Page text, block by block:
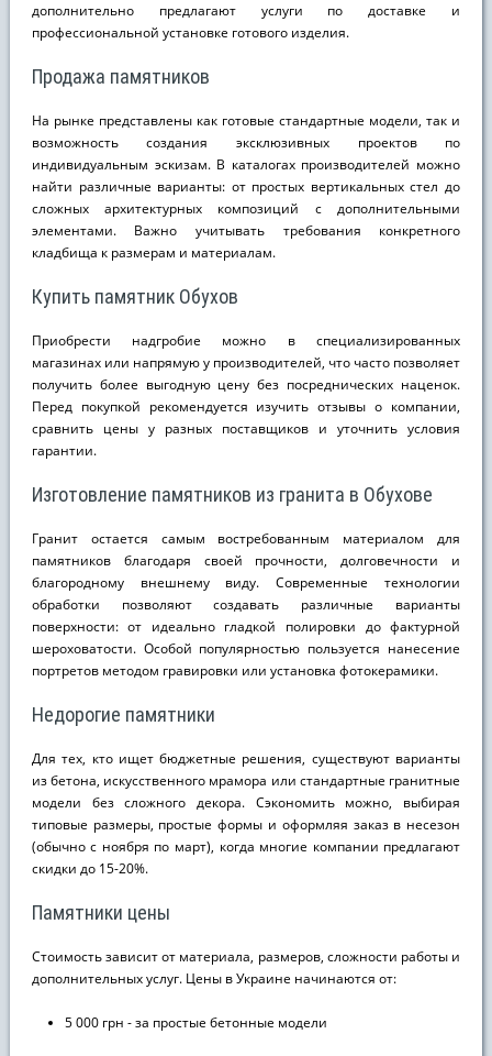
дополнительно предлагают услуги по доставке и
профессиональной установке готового изделия.
Продажа памятников
На рынке представлены как готовые стандартные модели, так и
возможность создания эксклюзивных проектов по
индивидуальным эскизам. В каталогах производителей можно
найти различные варианты: от простых вертикальных стел до
сложных архитектурных композиций с дополнительными
элементами. Важно учитывать требования конкретного
кладбища к размерам и материалам.
Купить памятник Обухов
Приобрести надгробие можно в специализированных
магазинах или напрямую у производителей, что часто позволяет
получить более выгодную цену без посреднических наценок.
Перед покупкой рекомендуется изучить отзывы о компании,
сравнить цены у разных поставщиков и уточнить условия
гарантии.
Изготовление памятников из гранита в Обухове
Гранит остается самым востребованным материалом для
памятников благодаря своей прочности, долговечности и
благородному внешнему виду. Современные технологии
обработки позволяют создавать различные варианты
поверхности: от идеально гладкой полировки до фактурной
шероховатости. Особой популярностью пользуется нанесение
портретов методом гравировки или установка фотокерамики.
Недорогие памятники
Для тех, кто ищет бюджетные решения, существуют варианты
из бетона, искусственного мрамора или стандартные гранитные
модели без сложного декора. Сэкономить можно, выбирая
типовые размеры, простые формы и оформляя заказ в несезон
(обычно с ноября по март), когда многие компании предлагают
скидки до 15-20%.
Памятники цены
Стоимость зависит от материала, размеров, сложности работы и
дополнительных услуг. Цены в Украине начинаются от:
5 000 грн - за простые бетонные модели